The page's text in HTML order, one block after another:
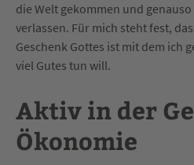
die Welt gekommen und
verlassen. Für mich steht fest,
Geschenk Gottes ist mit dem ich
viel Gutes tun will.
Aktiv in der
Ökonomie